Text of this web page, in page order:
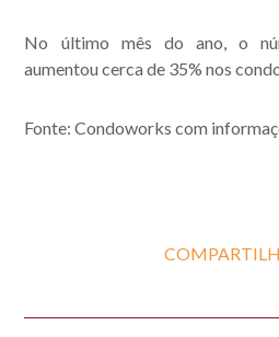
No último mês do ano, o
aumentou cerca de 35% nos
Fonte: Condoworks com